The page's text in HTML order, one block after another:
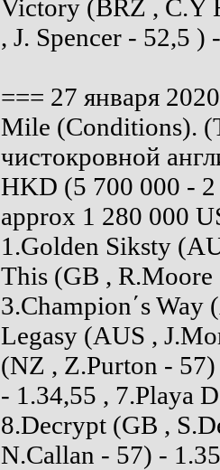
Victory (BRZ , C.Y
, J. Spencer - 52,5 )
=== 27 января
Mile (Conditions).
чистокровной
HKD (5 700 000 -
approx 1 280 000
1.Golden Siksty
This (GB ,
3.Champion´s Way
Legasy (AUS ,
(NZ , Z.Purton -
- 1.34,55 , 7.Playa
8.Decrypt (GB ,
N.Callan - 57) -